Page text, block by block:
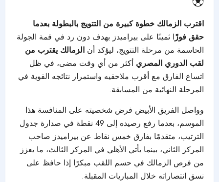
اقترب الزمالك خطوة كبيرة من التتويج بالبطولة بعدما
حقق فوزًا ثمينًا على بيراميدز بهدف دون رد في قمة الجولة
الحاسمة من مرحلة التتويج، ليؤكد أنالزمالك يقترب من
لقب الدوري المصري أكثر من أي وقت مضى، في ظل
اتساع الفارق مع أقرب ملاحقيه واستمرار نتائجه القوية في
المرحلة النهائية من المسابقة.
وواصل الفريق الأبيض فرض شخصيته على المنافسة هذا
الموسم، بعدما رفع رصيده إلى 49 نقطة في صدارة جدول
الترتيب، متقدمًا بفارق خمس نقاط عن بيراميدز صاحب
المركز الثاني، بينما يأتي الأهلي في المركز الثالث، ما يعزز
من فرص الزمالك في حسم اللقب مبكرًا إذا حافظ على
نسق انتصاراته خلال المباريات المقبلة.